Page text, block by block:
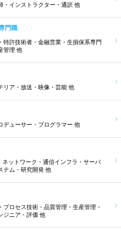
・インストラクター・通訳 他
門職
許技術者・金融営業・生損保系専門
管理 他
リア・放送・映像・芸能 他
デューサー・プログラマー 他
ネットワーク・通信インフラ・サーバ
テム・研究開発 他
ロセス技術・品質管理・生産管理・
ジニア・評価 他